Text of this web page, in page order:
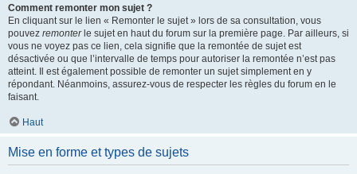
Comment remonter mon sujet ?
En cliquant sur le lien « Remonter le sujet » lors de sa consultation, vous
pouvez remonterle sujet en haut du forum sur la première page. Par ailleurs, si
vous ne voyez pas ce lien, cela signifie que la remontée de sujet est
désactivée ou que l’intervalle de temps pour autoriser la remontée n’est pas
atteint. Il est également possible de remonter un sujet simplement en y
répondant. Néanmoins, assurez-vous de respecter les règles du forum en le
faisant.
Haut
Mise en forme et types de sujets